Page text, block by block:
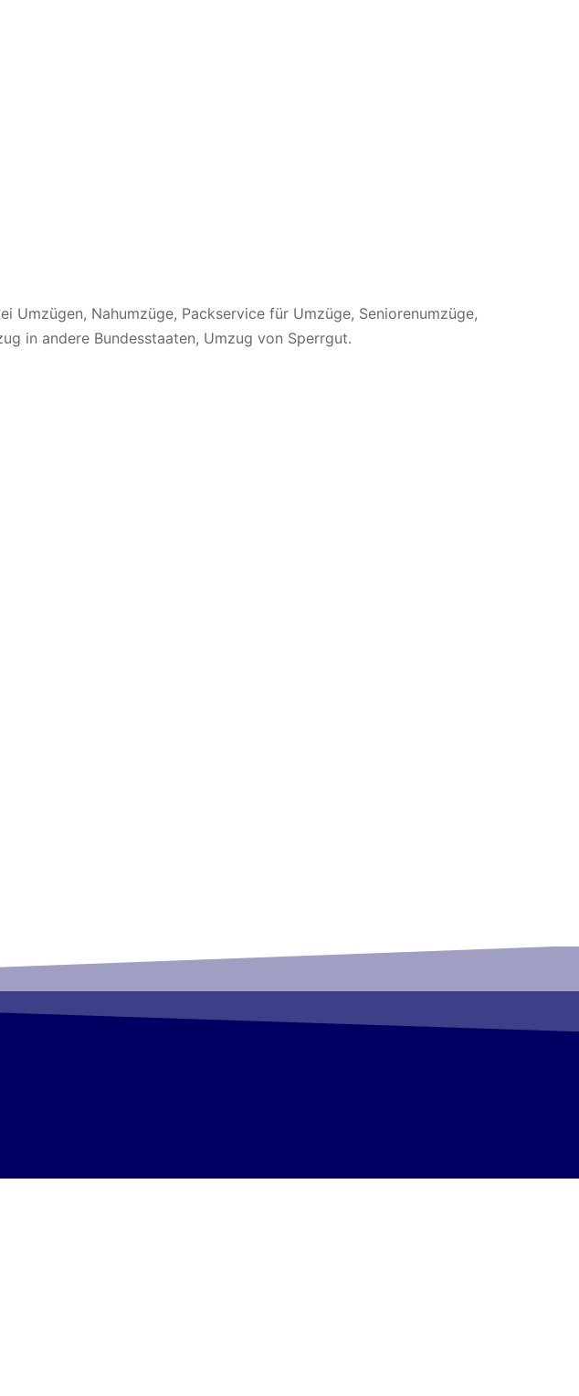
Umzügen, Nahumzüge, Packservice für Umzüge, Seniorenumzüge,
in andere Bundesstaaten, Umzug von Sperrgut.